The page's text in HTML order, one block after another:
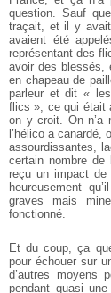
question. Sauf
traçait, et il y
avaient été
représentant des
avoir des blessés,
en chapeau de
parleur et dit «
flics », ce qui était
on y croit. On n’a
l’hélico a canardé,
assourdissantes,
certain nombre de
reçu un impact de
heureusement
graves mais
fonctionné.
Et du coup, ça
pour échouer sur
d’autres moyens
pendant quasi